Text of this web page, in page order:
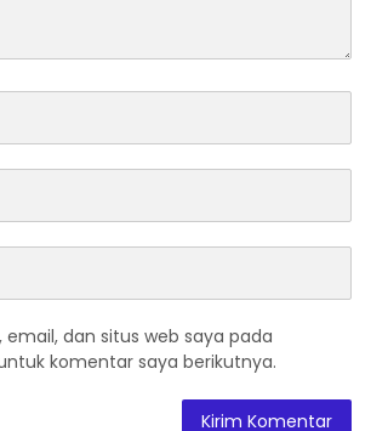
dan situs web saya pada
komentar saya berikutnya.